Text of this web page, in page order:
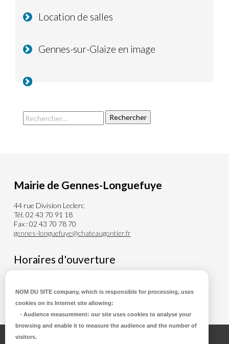
Location de salles
Gennes-sur-Glaize en image
Mairie de Gennes-Longuefuye
44 rue Division Leclerc
Tél. 02 43 70 91 18
Fax : 02 43 70 78 70
gennes-longuefuye@chateaugontier.fr
Horaires d'ouverture
Vendredi de 8h00 à 12h30 et de 14h00 à 18h00
NOM DU SITE company, which is responsible for processing, uses
cookies on its Internet site allowing:
- Audience measurement: our site uses cookies to analyse your
browsing and enable it to measure the audience and the number of
visitors.